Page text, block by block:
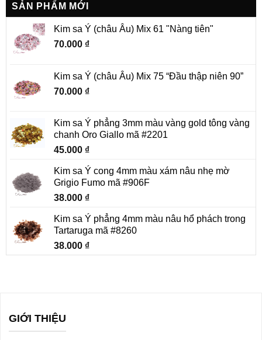
SẢN PHẨM MỚI
Kim sa Ý (châu Âu) Mix 61 "Nàng tiên"
70.000 ₫
Kim sa Ý (châu Âu) Mix 75 “Đầu thập niên 90”
70.000 ₫
Kim sa Ý phẳng 3mm màu vàng gold tông vàng
chanh Oro Giallo mã #2201
45.000 ₫
Kim sa Ý cong 4mm màu xám nâu nhẹ mờ
Grigio Fumo mã #906F
38.000 ₫
Kim sa Ý phẳng 4mm màu nâu hổ phách trong
Tartaruga mã #8260
38.000 ₫
GIỚI THIỆU